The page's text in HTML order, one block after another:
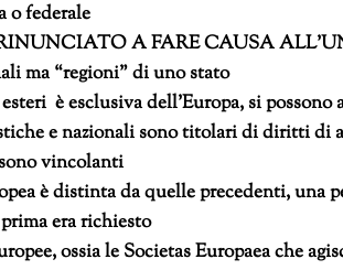
o federale
A FARE CAUSA
ma “regioni” di uno stato
è esclusiva dell’Europa, si
e nazionali sono titolari di diritti di
vincolanti
è distinta da quelle precedenti, una
era richiesto
ossia le Societas Europaea che